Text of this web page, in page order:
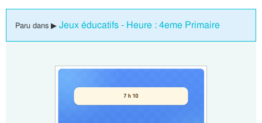
Paru dans ▶ Jeux éducatifs - Heure : 4eme Primaire